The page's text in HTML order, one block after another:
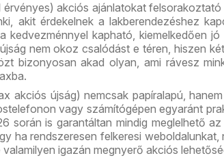
akciós ajánlatokat
akit érdekelnek a lakberendezéshez
kedvezménnyel kapható, kiemelkedően jó
nem okoz csalódást e téren, hiszen
bizonyosan akad olyan, ami rávesz
akciós újság) nemcsak papíralapú, hanem
vagy számítógépen egyaránt
során is garantáltan mindig meglelhető az
ha rendszeresen felkeresi weboldalunkat,
igazán megnyerő akciós